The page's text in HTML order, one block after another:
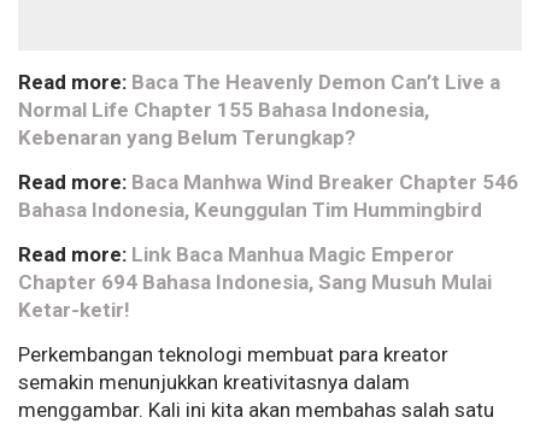
Read more: Baca The Heavenly Demon Can’t Live a
Normal Life Chapter 155 Bahasa Indonesia,
Kebenaran yang Belum Terungkap?
Read more: Baca Manhwa Wind Breaker Chapter 546
Bahasa Indonesia, Keunggulan Tim Hummingbird
Read more: Link Baca Manhua Magic Emperor
Chapter 694 Bahasa Indonesia, Sang Musuh Mulai
Ketar-ketir!
Perkembangan teknologi membuat para kreator
semakin menunjukkan kreativitasnya dalam
menggambar. Kali ini kita akan membahas salah satu